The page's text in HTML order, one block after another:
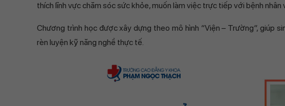
thích lĩnh vực chăm sóc sức khỏe, muốn làm việc trực tiếp với bệnh
Chương trình học được xây dựng theo mô hình “Viện – Trường”, giúp
rèn luyện kỹ năng nghề thực tế.